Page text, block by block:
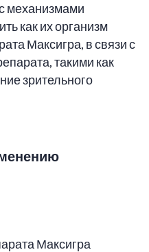
механизмами
как их организм
Максигра, в связи с
такими как
зрительного
Максигра